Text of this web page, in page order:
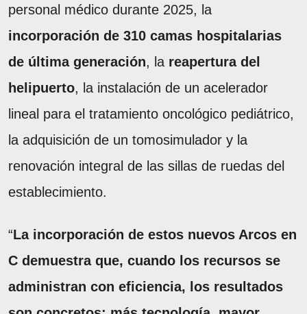
personal médico durante 2025, la
incorporación de 310 camas hospitalarias
de última generación, la reapertura del
helipuerto, la instalación de un acelerador
lineal para el tratamiento oncológico pediátrico,
la adquisición de un tomosimulador y la
renovación integral de las sillas de ruedas del
establecimiento.
“La incorporación de estos nuevos Arcos en
C demuestra que, cuando los recursos se
administran con eficiencia, los resultados